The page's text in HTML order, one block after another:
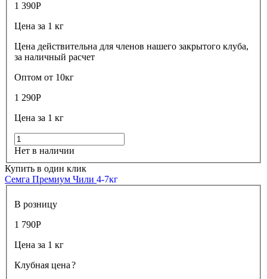
1 390Р
Цена за 1 кг
Цена действительна для членов нашего закрытого клуба,
за наличный расчет
Оптом от 10кг
1 290Р
Цена за 1 кг
Нет в наличии
Купить в один клик
Семга Премиум Чили 4-7кг
В розницу
1 790Р
Цена за 1 кг
Клубная цена?